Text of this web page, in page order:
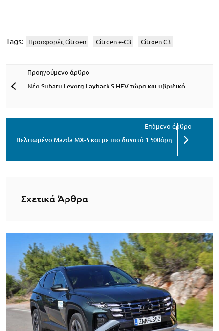
Tags: Προσφορές Citroen Citroen e-C3 Citroen C3
Νέο Subaru Levorg Layback S:HEV τώρα και υβριδικό
Βελτιωμένο Mazda MX-5 και με πιο δυνατό 1.500άρη
Σχετικά Άρθρα